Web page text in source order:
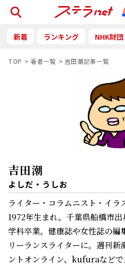
検索
新着 ランキング NHK財団
TOP 著者一覧 吉田潮記事一覧
吉田潮
よしだ・うしお
ライター・コラムニスト・イラ
1972年生まれ。千葉県船橋市
学科卒業。健康誌や女性誌の編
リーランスライターに。週刊
ントオンライン、kufuraなど